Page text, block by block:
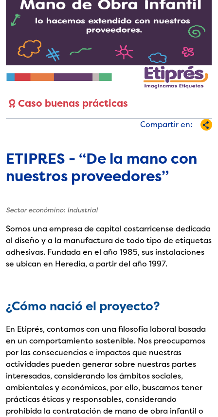
Caso buenas prácticas
Compartir en:
ETIPRES - “De la mano con
nuestros proveedores”
Sector económino: Industrial
Somos una empresa de capital costarricense dedicada
al diseño y a la manufactura de todo tipo de etiquetas
adhesivas. Fundada en el año 1985, sus instalaciones
se ubican en Heredia, a partir del año 1997.
¿Cómo nació el proyecto?
En Etiprés, contamos con una filosofía laboral basada
en un comportamiento sostenible. Nos preocupamos
por las consecuencias e impactos que nuestras
actividades pueden generar sobre nuestras partes
interesadas, considerando los ámbitos sociales,
ambientales y económicos, por ello, buscamos tener
prácticas éticas y responsables, considerando
prohibida la contratación de mano de obra infantil o